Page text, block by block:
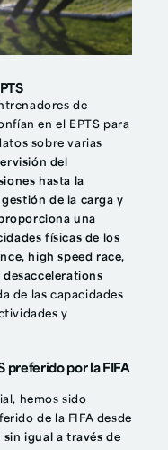
de
en el EPTS para
sobre varias
del
hasta la
de la carga y
una
físicas de los
high speed race,
de las capacidades
y
preferido por la FIFA
hemos sido
de la FIFA desde
sin igual a través de